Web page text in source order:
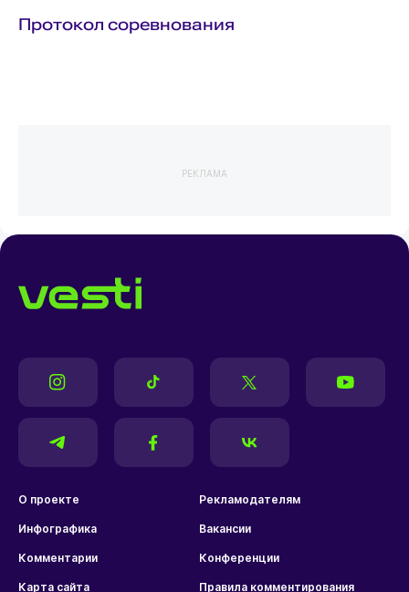
Протокол соревнования
РЕКЛАМА
О проекте Рекламодателям
Инфографика Вакансии
Комментарии Конференции
Карта сайта Правила комментирования